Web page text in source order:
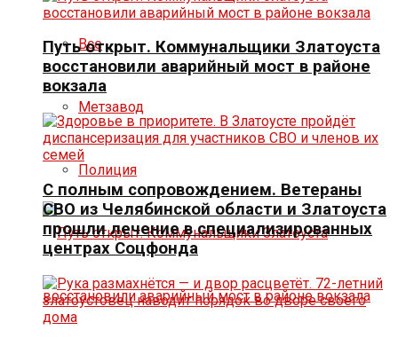
Все
Метзавод
Полиция
Путь открыт. Коммунальщики Златоуста
восстановили аварийный мост в районе
вокзала
С полным сопровождением. Ветераны
СВО из Челябинской области и Златоуста
прошли лечение в специализированных
центрах Соцфонда